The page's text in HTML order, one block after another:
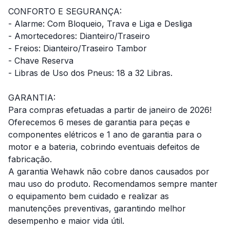
CONFORTO E SEGURANÇA:
- Alarme: Com Bloqueio, Trava e Liga e Desliga
- Amortecedores: Dianteiro/Traseiro
- Freios: Dianteiro/Traseiro Tambor
- Chave Reserva
- Libras de Uso dos Pneus: 18 a 32 Libras.
GARANTIA:
Para compras efetuadas a partir de janeiro de 2026!
Oferecemos 6 meses de garantia para peças e
componentes elétricos e 1 ano de garantia para o
motor e a bateria, cobrindo eventuais defeitos de
fabricação.
A garantia Wehawk não cobre danos causados por
mau uso do produto. Recomendamos sempre manter
o equipamento bem cuidado e realizar as
manutenções preventivas, garantindo melhor
desempenho e maior vida útil.